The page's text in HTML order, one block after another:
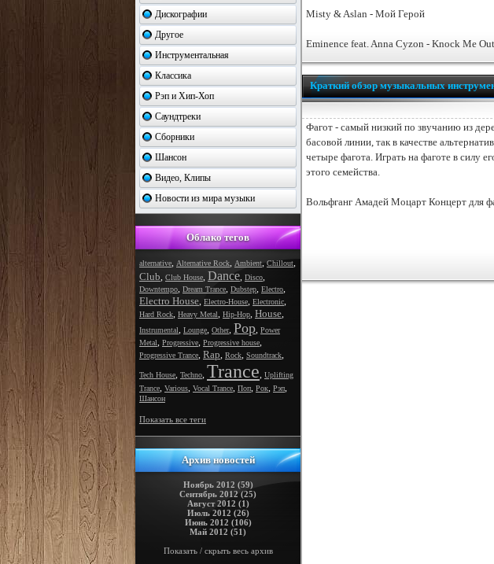
Дискографии
Другое
Инструментальная
Классика
Рэп и Хип-Хоп
Саундтреки
Сборники
Шансон
Видео, Клипы
Новости из мира музыки
Облако тегов
alternative, Alternative Rock, Ambient, Chillout,
Club, Club House, Dance, Disco,
Downtempo, Dream Trance, Dubstep, Electro,
Electro House, Electro-House, Electronic,
Hard Rock, Heavy Metal, Hip-Hop, House,
Instrumental, Lounge, Other, Pop, Power
Metal, Progressive, Progressive house,
Progressive Trance, Rap, Rock, Soundtrack,
Tech House, Techno, Trance, Uplifting
Trance, Various, Vocal Trance, Поп, Рок, Рэп,
Шансон
Показать все теги
Архив новостей
Ноябрь 2012 (59)
Сентябрь 2012 (25)
Август 2012 (1)
Июль 2012 (26)
Июнь 2012 (106)
Май 2012 (51)
Показать / скрыть весь архив
Misty & Aslan - Мой Герой
Eminence feat. Anna Cyzon - Knock Me
Краткий обзор музыкальных
Фагот - самый низкий по звучанию из
басовой линии, так в качестве
четыре фагота. Играть на фаготе в силу
этого семейства.
Вольфганг Амадей Моцарт Концерт для